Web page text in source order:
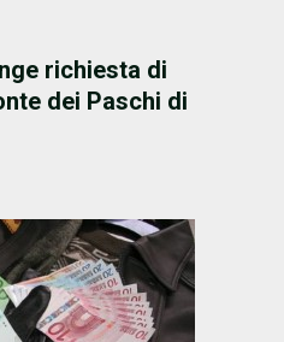
richiesta di
dei Paschi di